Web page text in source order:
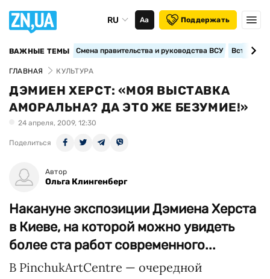
RU Аа Поддержать
ВАЖНЫЕ ТЕМЫ Смена правительства и руководства ВСУ
ГЛАВНАЯ КУЛЬТУРА
ДЭМИЕН ХЕРСТ: «МОЯ ВЫСТАВКА
АМОРАЛЬНА? ДА ЭТО ЖЕ БЕЗУМИЕ!»
24 апреля, 2009, 12:30
Поделиться
Автор
Ольга Клингенберг
Накануне экспозиции Дэмиена Херста
в Киеве, на которой можно увидеть
более ста работ современного...
В PinchukArtCentre — очередной